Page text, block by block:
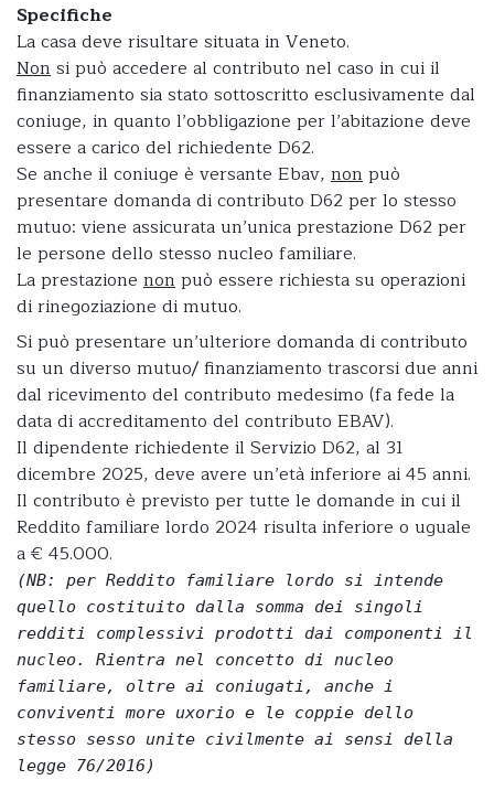
Specifiche
La casa deve risultare situata in Veneto.
Nonsi può accedere al contributo nel caso in cui il
finanziamento sia stato sottoscritto esclusivamente dal
coniuge, in quanto l’obbligazione per l’abitazione deve
essere a carico del richiedente D62.
Se anche il coniuge è versante Ebav, nonpuò
presentare domanda di contributo D62 per lo stesso
mutuo: viene assicurata un’unica prestazione D62 per
le persone dello stesso nucleo familiare.
La prestazione nonpuò essere richiesta su operazioni
di rinegoziazione di mutuo.
Si può presentare un’ulteriore domanda di contributo
su un diverso mutuo/ finanziamento trascorsi due anni
dal ricevimento del contributo medesimo (fa fede la
data di accreditamento del contributo EBAV).
Il dipendente richiedente il Servizio D62, al 31
dicembre 2025, deve avere un’età inferiore ai 45 anni.
Il contributo è previsto per tutte le domande in cui il
Reddito familiare lordo 2024 risulta inferiore o uguale
a € 45.000.
(NB: per Reddito familiare lordo si intende
quello costituito dalla somma dei singoli
redditi complessivi prodotti dai componenti il
nucleo. Rientra nel concetto di nucleo
familiare, oltre ai coniugati, anche i
conviventi more uxorio e le coppie dello
stesso sesso unite civilmente ai sensi della
legge 76/2016)